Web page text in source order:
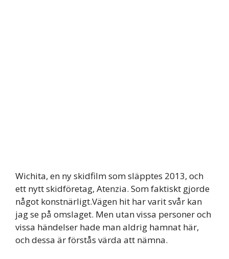
Wichita, en ny skidfilm som släpptes 2013, och
ett nytt skidföretag, Atenzia. Som faktiskt gjorde
något konstnärligt.Vägen hit har varit svår kan
jag se på omslaget. Men utan vissa personer och
vissa händelser hade man aldrig hamnat här,
och dessa är förstås värda att nämna.